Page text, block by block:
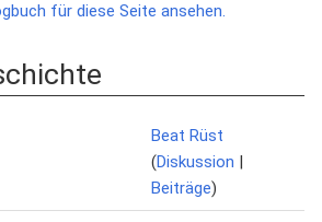
für diese Seite ansehen.
Beat Rüst
(Diskussion |
Beiträge)